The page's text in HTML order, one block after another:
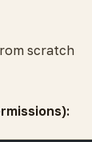
scratch